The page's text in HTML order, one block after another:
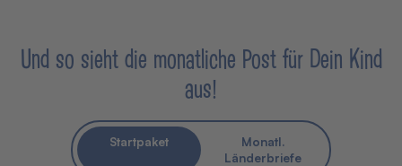
Und so sieht die monatliche Post für Dein Kind
aus!
Startpaket
Monatl.
Länderbriefe